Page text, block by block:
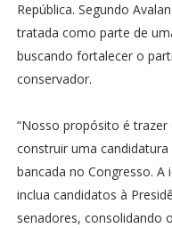
República. Segundo
tratada como parte de
buscando fortalecer o
conservador.
“Nosso propósito é
construir uma
bancada no Congresso.
inclua candidatos à
senadores, consolidando